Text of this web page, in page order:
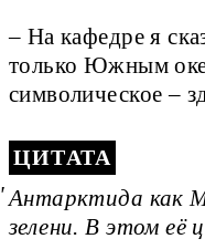
– На кафедре я
только Южным
символическое –
ЦИТАТА
Антарктида как
зелени. В этом её